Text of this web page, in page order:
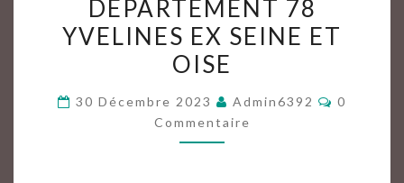
DU
DÉPARTEMENT
78
EX
SEINE
DÉPARTEMENT 78
YVELINES EX SEINE ET
OISE
30 Décembre 2023 Admin6392
0
Commentaire